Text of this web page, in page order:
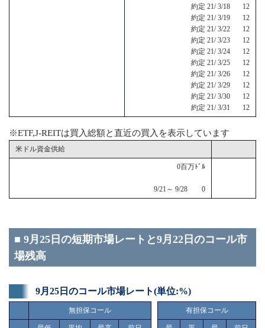
約定 21/ 3/18 12
約定 21/ 3/19 12
約定 21/ 3/22 12
約定 21/ 3/23 12
約定 21/ 3/24 12
約定 21/ 3/25 12
約定 21/ 3/26 12
約定 21/ 3/29 12
約定 21/ 3/30 12
約定 21/ 3/31 12
※ETF,J-REITは買入総額と直近の買入を表示しています
米ドル資金供給
0百万ﾄﾞﾙ
9/21～ 9/28 0
■ 9月25日の短期市場レートと9月22日のコール市
場残高
9月25日のコール市場レート(単位:%)
無担保コール 有担保コール